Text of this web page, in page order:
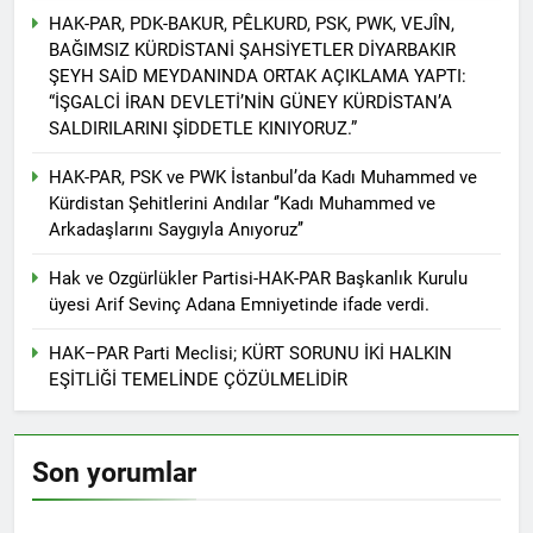
örgütü Kemal Burkay’ın
verdiği konferansı ile kutladı.
Konferansı; Düzgün
KAPLAN; Kürtler
gecikmeden ulusal talepleri
etrafında birleşmeli
1 Yıl Ago
HAK-PAR Heyeti, Kürdistan
federe hükümeti Viyana
temsilciliğini ziyaret etti
1 Yıl Ago
Bölge Belediye başkanı
Saya Ahmed ile görüştü
1 Yıl Ago
21 Şubat Dünya Anadil
Türkçenin yanı sıra, Kürtçe
de resmi dil olsun.
1 Yıl Ago
Büyük BEKO (Bekir
etti.
1 Yıl Ago
13 Şubat 1925
Sömürgeciliğe asla boyun
eğmeyeceklerini ilan eden
1 Yıl Ago
HAK-PAR, PDK-BAKUR, PÊLKURD, PSK, PWK, VEJÎN,
BAĞIMSIZ KÜRDİSTANİ ŞAHSİYETLER DİYARBAKIR
ŞEYH SAİD MEYDANINDA ORTAK AÇIKLAMA YAPTI:
“İŞGALCİ İRAN DEVLETİ’NİN GÜNEY KÜRDİSTAN’A
SALDIRILARINI ŞİDDETLE KINIYORUZ.”
HAK-PAR, PSK ve PWK İstanbul’da Kadı Muhammed ve
Kürdistan Şehitlerini Andılar ‘’Kadı Muhammed ve
Arkadaşlarını Saygıyla Anıyoruz’’
Hak ve Ozgürlükler Partisi-HAK-PAR Başkanlık Kurulu
üyesi Arif Sevinç Adana Emniyetinde ifade verdi.
HAK–PAR Parti Meclisi; KÜRT SORUNU İKİ HALKIN
EŞİTLİĞİ TEMELİNDE ÇÖZÜLMELİDİR
Son yorumlar